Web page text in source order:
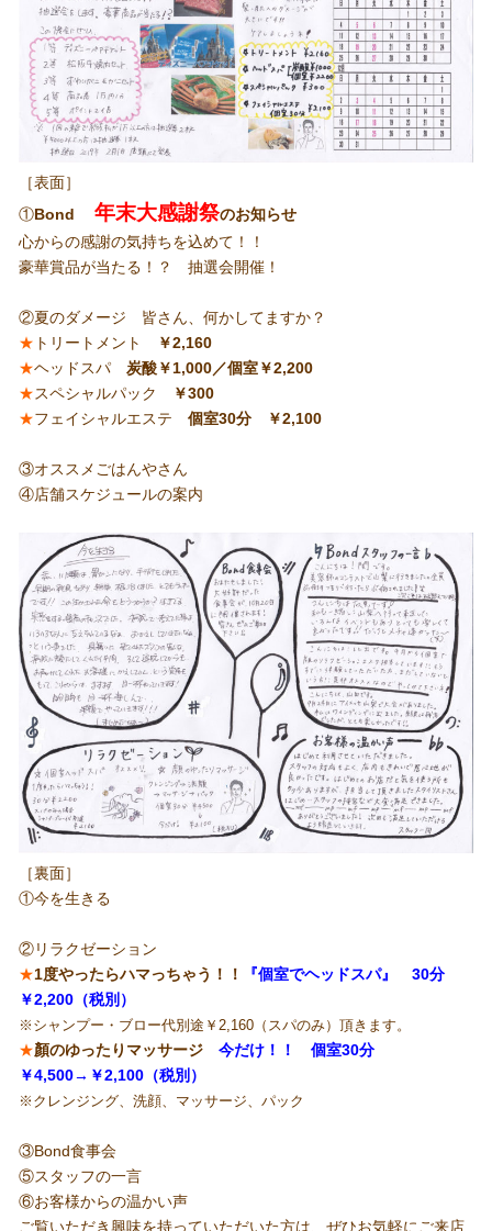
［表面］
①Bond 年末大感謝祭のお知らせ
心からの感謝の気持ちを込めて！！
豪華賞品が当たる！？ 抽選会開催！
②夏のダメージ 皆さん、何かしてますか？
★ トリートメント
￥2,160
★ヘッドスパ 炭酸￥1,000／個室￥2,200
★スペシャルパック
￥300
★フェイシャルエステ 個室30分 ￥2,100
③オススメごはんやさん
④店舗スケジュールの案内
［裏面］
①今を生きる
②リラクゼーション
★1度やったらハマっちゃう！！
『個室でヘッドスパ』 30分
￥2,200（税別）
※シャンプー・ブロー代別途￥2,160（スパのみ）頂きます。
★顏のゆったりマッサージ 今だけ！！ 個室30分
￥4,500→￥2,100（税別）
※クレンジング、洗顔、マッサージ、パック
③Bond食事会
⑤スタッフの一言
⑥お客様からの温かい声
ご覧いただき興味を持っていただいた方は、ぜひお気軽にご来店